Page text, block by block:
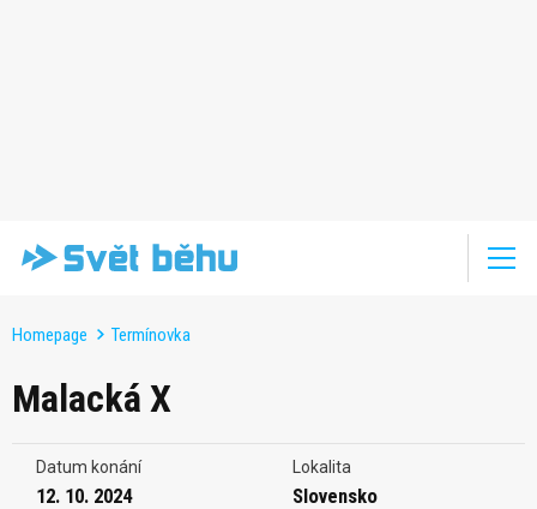
Homepage Termínovka
Malacká X
Datum konání
12. 10. 2024
Lokalita
Slovensko